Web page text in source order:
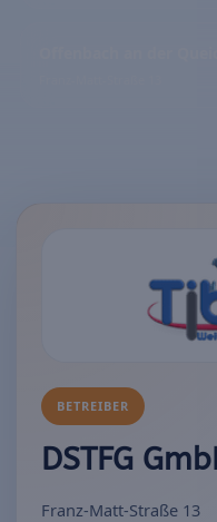
BETREIBER
DSTFG
Franz-Matt-Straße 13